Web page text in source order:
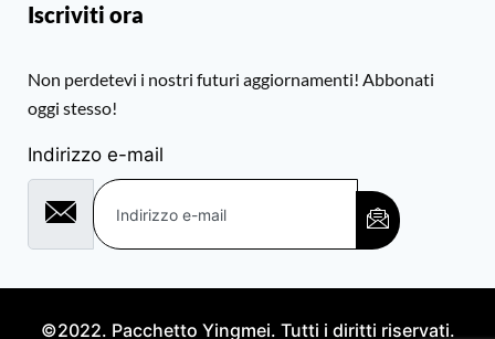
Iscriviti ora
Non perdetevi i nostri futuri aggiornamenti! Abbonati
oggi stesso!
Indirizzo e-mail
©2022. Pacchetto Yingmei. Tutti i diritti riservati.